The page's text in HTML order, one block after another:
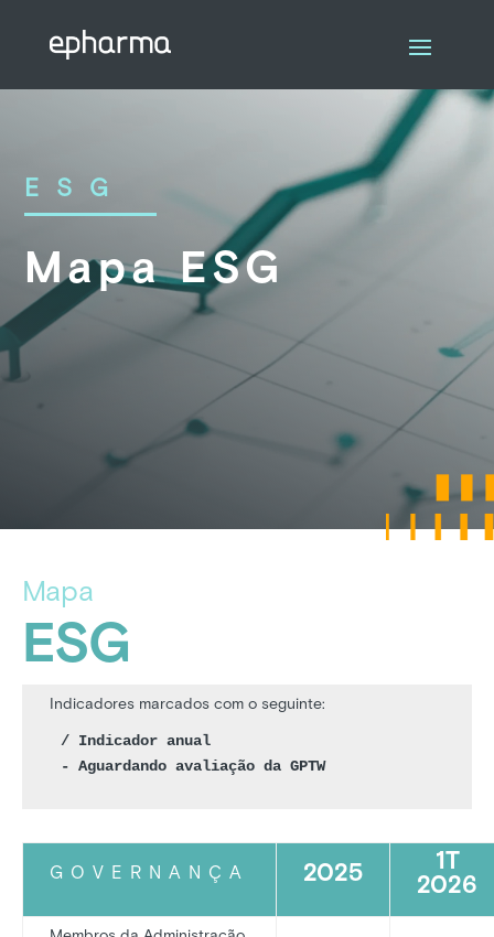
ESG
Mapa ESG
Mapa
ESG
Indicadores marcados com o seguinte:
/ Indicador anual
- Aguardando avaliação da GPTW
GOVERNANÇA 2025 1T
2026